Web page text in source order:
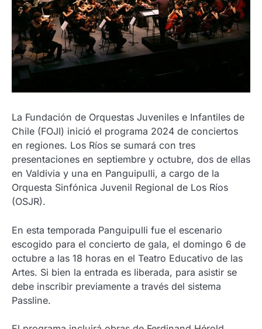
La Fundación de Orquestas Juveniles e Infantiles de
Chile (FOJI) inició el programa 2024 de conciertos
en regiones. Los Ríos se sumará con tres
presentaciones en septiembre y octubre, dos de ellas
en Valdivia y una en Panguipulli, a cargo de la
Orquesta Sinfónica Juvenil Regional de Los Ríos
(OSJR).
En esta temporada Panguipulli fue el escenario
escogido para el concierto de gala, el domingo 6 de
octubre a las 18 horas en el Teatro Educativo de las
Artes. Si bien la entrada es liberada, para asistir se
debe inscribir previamente a través del sistema
Passline.